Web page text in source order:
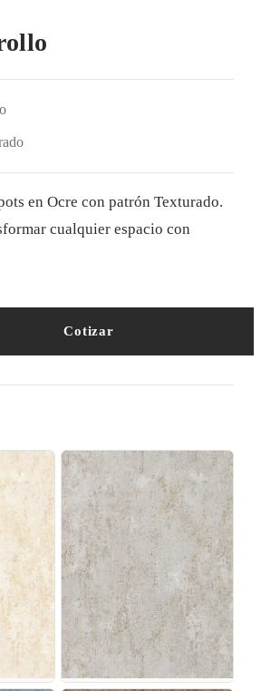
en Ocre con patrón Texturado.
cualquier espacio con
Cotizar